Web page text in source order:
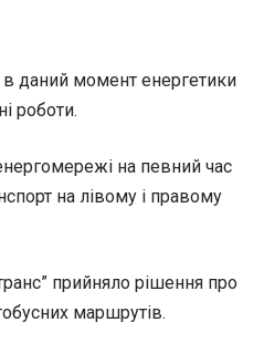
в даний момент енергетики
роботи.
на певний час
на лівому і правому
прийняло рішення про
маршрутів.